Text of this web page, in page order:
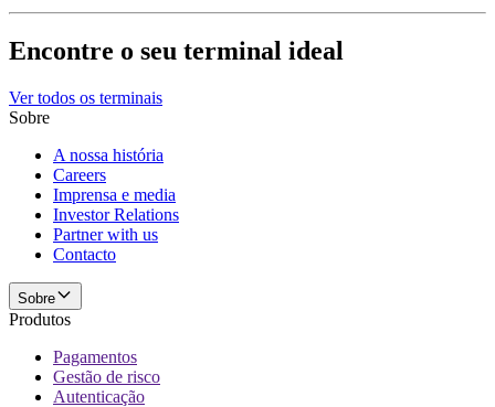
Encontre o seu terminal ideal
Ver todos os terminais
Sobre
A nossa história
Careers
Imprensa e media
Investor Relations
Partner with us
Contacto
Sobre
Produtos
Pagamentos
Gestão de risco
Autenticação